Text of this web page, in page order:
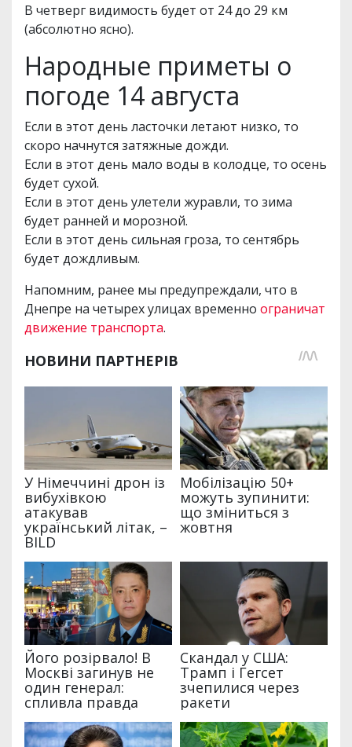
В четверг видимость будет от 24 до 29 км
(абсолютно ясно).
Народные приметы о
погоде 14 августа
Если в этот день ласточки летают низко, то
скоро начнутся затяжные дожди.
Если в этот день мало воды в колодце, то осень
будет сухой.
Если в этот день улетели журавли, то зима
будет ранней и морозной.
Если в этот день сильная гроза, то сентябрь
будет дождливым.
Напомним, ранее мы предупреждали, что в
Днепре на четырех улицах временно ограничат
движение транспорта.